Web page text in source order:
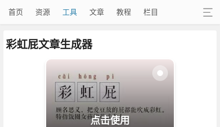
首页 资源 工具 文章 教程 栏目
彩虹屁文章生成器
点击使用